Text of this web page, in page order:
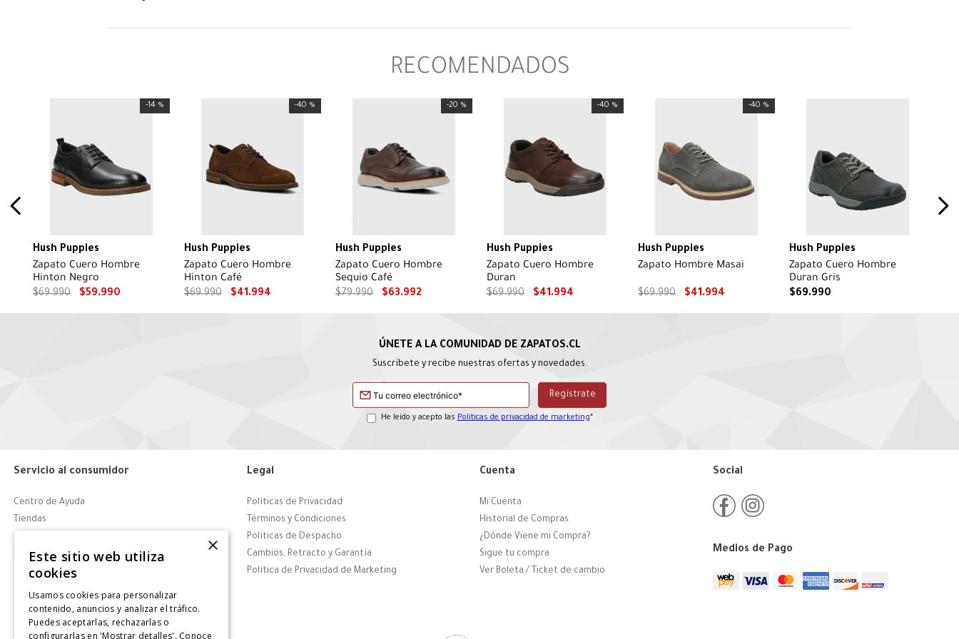
RECOMENDADOS
-14 %
Hush Puppies
Zapato Cuero Hombre
Hinton Negro
$69.990 $59.990
-40 %
Hush Puppies
Zapato Cuero Hombre
Hinton Café
$69.990 $41.994
-20 %
Hush Puppies
Zapato Cuero Hombre
Sequio Café
$79.990 $63.992
-40 %
Hush Puppies
Zapato Cuero Hombre
Duran
$69.990 $41.994
-40 %
Hush Puppies
Zapato Hombre Masai
$69.990 $41.994
Hush Puppies
Zapato Cuero Hombre
Duran Gris
$69.990
Suscríbete y recibe nuestras ofertas y novedades.
He leído y acepto las Políticas de privacidad de marketing*
Servicio al consumidor
Centro de Ayuda
Tiendas
Retiro en tienda
Giftcard
CyberDay
CyberMonday
Legal
Políticas de Privacidad
Términos y Condiciones
Políticas de Despacho
Cambios, Retracto y Garantía
Política de Privacidad de Marketing
Cuenta
Mi Cuenta
Historial de Compras
¿Dónde Viene mi Compra?
Sigue tu compra
Ver Boleta / Ticket de cambio
Social
Medios de Pago
×
Este sitio web utiliza
cookies
Usamos cookies para personalizar
contenido, anuncios y analizar el tráfico.
Puedes aceptarlas, rechazarlas o
configurarlas en 'Mostrar detalles'. Conoce